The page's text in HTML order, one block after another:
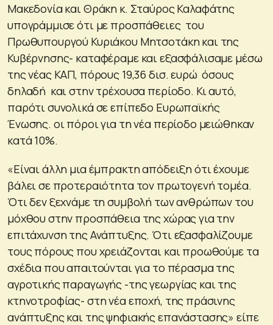
Μακεδονία και Θράκη κ. Σταύρος Καλαφάτης
υπογράμμισε ότι με προσπάθειες του
Πρωθυπουργού Κυριάκου Μητσοτάκη και της
Κυβέρνησης- καταφέραμε και εξασφάλισαμε μέσω
της νέας ΚΑΠ, πόρους 19,36 δισ. ευρώ όσους
δηλαδή και στην τρέχουσα περίοδο. Κι αυτό,
παρότι συνολικά σε επίπεδο Ευρωπαϊκής
Ένωσης. οι πόροι για τη νέα περίοδο μειώθηκαν
κατά 10%.
«Είναι άλλη μια έμπρακτη απόδειξη ότι έχουμε
βάλει σε προτεραιότητα τον πρωτογενή τομέα.
Ότι δεν ξεχνάμε τη συμβολή των ανθρώπων του
μόχθου στην προσπάθεια της χώρας για την
επιτάχυνση της Ανάπτυξης. Ότι εξασφαλίζουμε
τους πόρους που χρειάζονται και προωθούμε τα
σχέδια που απαιτούνται για το πέρασμα της
αγροτικής παραγωγής -της γεωργίας και της
κτηνοτροφίας- στη νέα εποχή, της πράσινης
ανάπτυξης και της ψηφιακής επανάστασης» είπε